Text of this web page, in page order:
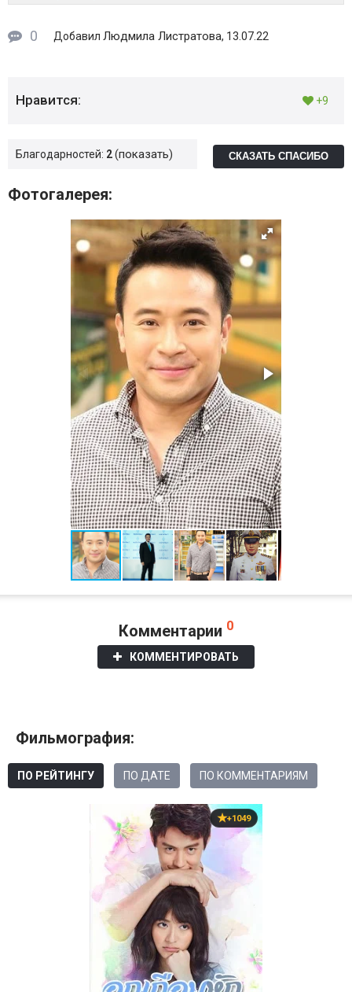
0 Добавил Людмила Листратова, 13.07.22
Нравится: +9
Благодарностей: 2 показать СКАЗАТЬ СПАСИБО
Фотогалерея:
Комментарии 0
КОММЕНТИРОВАТЬ
Фильмография:
ПО РЕЙТИНГУ ПО ДАТЕ ПО КОММЕНТАРИЯМ
+1049